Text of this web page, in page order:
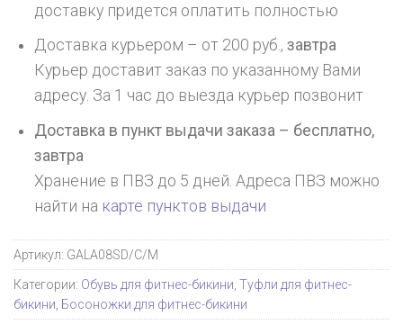
доставку придется оплатить полностью
Доставка курьером – от 200 руб.,завтра
Курьер доставит заказ по указанному Вами
адресу. За 1 час до выезда курьер позвонит
Доставка в пункт выдачи заказа – бесплатно,
завтра
Хранение в ПВЗ до 5 дней. Адреса ПВЗ можно
найти на карте пунктов выдачи
Артикул: GALA08SD/C/M
Категории: Обувь для фитнес-бикини Туфли для фитнес-
бикини Босоножки для фитнес-бикини